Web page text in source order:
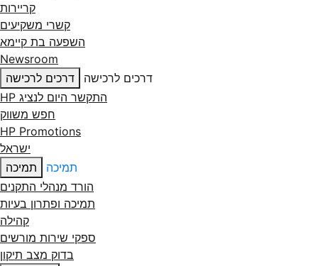
קריירות
קשרי משקיעים
השפעה בת קיימא
Newsroom
דרכים לרכישה
דרכים לרכישה
התקשר היום לנציג HP
חפש משווק
HP Promotions
ישראל
תמיכה
תמיכה
הורד מנהלי התקנים
תמיכה ופתרון בעיות
קהילה
ספקי שירות מורשים
בדוק מצב תיקון